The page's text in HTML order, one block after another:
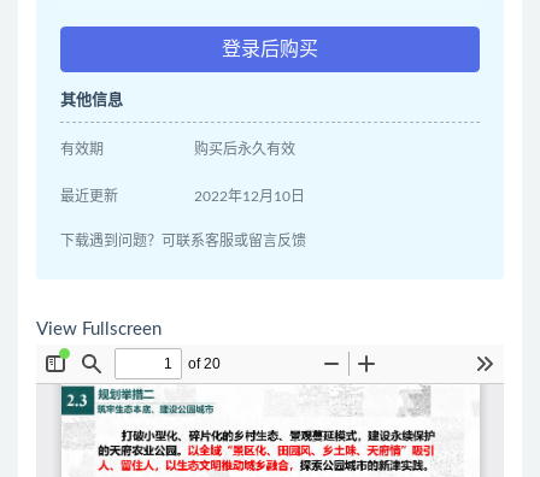
登录后购买
其他信息
有效期 购买后永久有效
最近更新 2022年12月10日
下载遇到问题？可联系客服或留言反馈
View Fullscreen